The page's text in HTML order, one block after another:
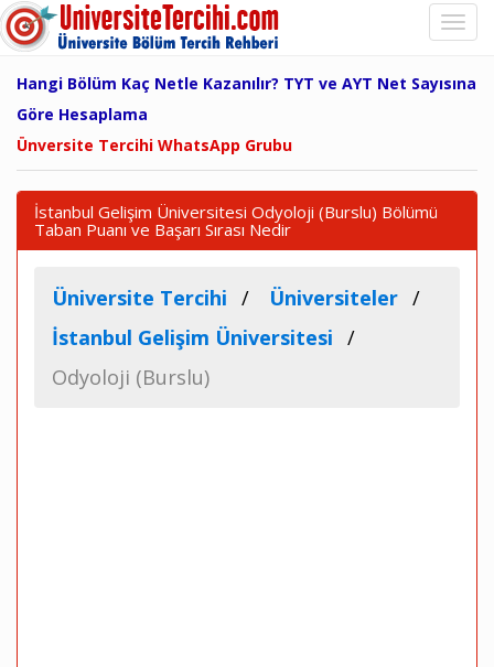
Hangi Bölüm Kaç Netle Kazanılır? TYT ve AYT Net Sayısına
Göre Hesaplama
Ünversite Tercihi WhatsApp Grubu
İstanbul Gelişim Üniversitesi Odyoloji (Burslu) Bölümü
Taban Puanı ve Başarı Sırası Nedir
Üniversite Tercihi
Üniversiteler
İstanbul Gelişim Üniversitesi
Odyoloji (Burslu)